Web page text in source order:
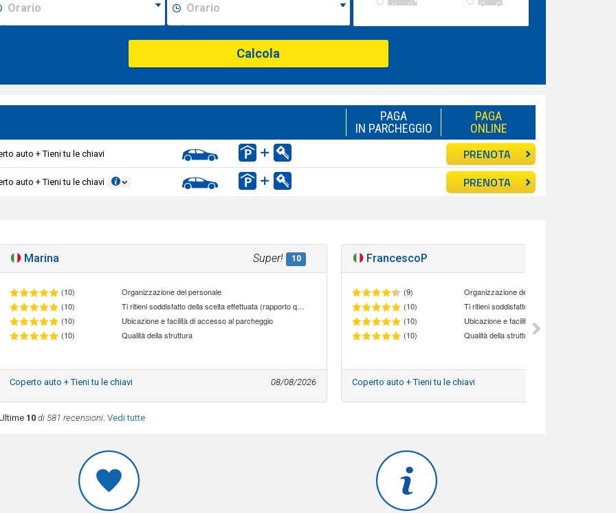
Calcola
PAGA
ONLINE
PAGA
IN PARCHEGGIO
auto + Tieni tu le chiavi PRENOTA
auto + Tieni tu le chiavi PRENOTA
Marina Super! 10
(10)
Organizzazione del personale
(10)
Ti ritieni soddisfatto della scelta effettuata (rapporto qualità/prezzo)
(10)
Ubicazione e facilità di accesso al parcheggio
(10)
Qualità della struttura
Coperto auto + Tieni tu le chiavi 08/08/2026
FrancescoP
(9)
Organizzazione del personale
(10)
(10)
Ubicazione e facilità di accesso al parcheggio
(10)
Qualità della struttura
Coperto auto + Tieni tu le chiavi
10 di 581 recensioni. Vedi tutte